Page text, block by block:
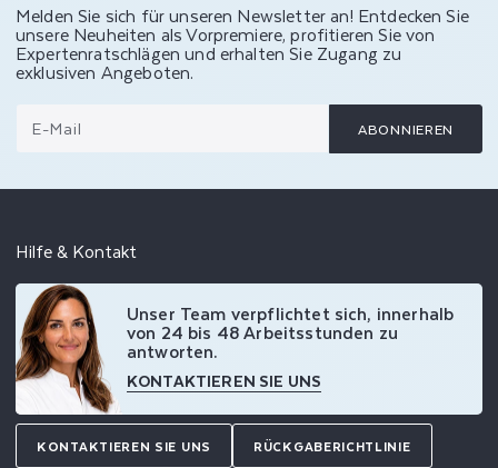
Melden Sie sich für unseren Newsletter an! Entdecken Sie
unsere Neuheiten als Vorpremiere, profitieren Sie von
Expertenratschlägen und erhalten Sie Zugang zu
exklusiven Angeboten.
E-Mail ABONNIEREN
Hilfe & Kontakt
Unser Team verpflichtet sich, innerhalb
von 24 bis 48 Arbeitsstunden zu
antworten.
KONTAKTIEREN SIE UNS
KONTAKTIEREN SIE UNS RÜCKGABERICHTLINIE